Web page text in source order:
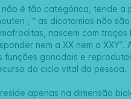
é tão categórica, tende a
, “ as dicotomias não
nascem com traços
nem a XX nem a XXY”.
gonodais e
do ciclo vital da pessoa.
apenas na dimensão